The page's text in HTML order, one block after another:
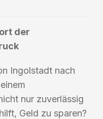
der
Ingolstadt nach
nur zuverlässig
Geld zu sparen?